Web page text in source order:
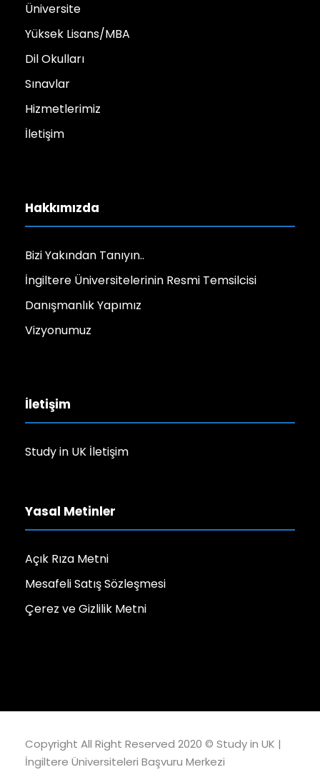
Üniversite
Yüksek Lisans/MBA
Dil Okulları
Sınavlar
Hizmetlerimiz
İletişim
Hakkımızda
Bizi Yakından Tanıyın..
İngiltere Üniversitelerinin Resmi Temsilcisi
Danışmanlık Yapımız
Vizyonumuz
İletişim
Study in UK İletişim
Yasal Metinler
Açık Rıza Metni
Mesafeli Satış Sözleşmesi
Çerez ve Gizlilik Metni
Copyright All Right Reserved 2020 © Study in UK |
İngiltere Üniversiteleri Başvuru Merkezi